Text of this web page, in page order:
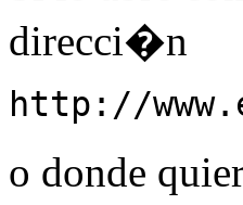
direcci�n
http://
o donde